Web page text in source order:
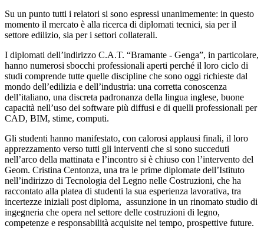
Su un punto tutti i relatori si sono espressi unanimemente: in questo
momento il mercato è alla ricerca di diplomati tecnici, sia per il
settore edilizio, sia per i settori collaterali.
I diplomati dell’indirizzo C.A.T. “Bramante - Genga”, in particolare,
hanno numerosi sbocchi professionali aperti perché il loro ciclo di
studi comprende tutte quelle discipline che sono oggi richieste dal
mondo dell’edilizia e dell’industria: una corretta conoscenza
dell’italiano, una discreta padronanza della lingua inglese, buone
capacità nell’uso dei software più diffusi e di quelli professionali per
CAD, BIM, stime, computi.
Gli studenti hanno manifestato, con calorosi applausi finali, il loro
apprezzamento verso tutti gli interventi che si sono succeduti
nell’arco della mattinata e l’incontro si è chiuso con l’intervento del
Geom. Cristina Centonza, una tra le prime diplomate dell’Istituto
nell’indirizzo di Tecnologia del Legno nelle Costruzioni, che ha
raccontato alla platea di studenti la sua esperienza lavorativa, tra
incertezze iniziali post diploma, assunzione in un rinomato studio di
ingegneria che opera nel settore delle costruzioni di legno,
competenze e responsabilità acquisite nel tempo, prospettive future.